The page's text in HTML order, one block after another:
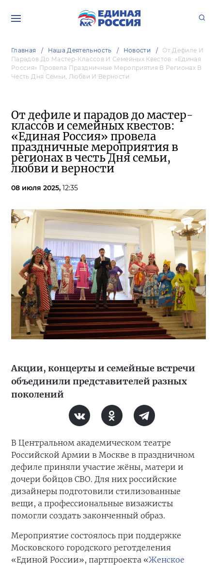
Главная Наша Деятельность Новости
От Дефиле И
Парадов До Мастер-Классов И Семейных Квестов: «Единая
Россия» Провела Праздничные Мероприятия В Регионах В
Честь Дня Семьи, Любви И Верности
От дефиле и парадов до мастер-
классов и семейных квестов:
«Единая Россия» провела
праздничные мероприятия в
регионах в честь Дня семьи,
любви и верности
08 июля 2025, 12:35
Акции, концерты и семейные встречи
объединили представителей разных
поколений
В Центральном академическом театре
Российской Армии в Москве в праздничном
дефиле приняли участие жёны, матери и
дочери бойцов СВО. Для них российские
дизайнеры подготовили стилизованные
вещи, а профессиональные визажисты
помогли создать законченный образ.
Мероприятие состоялось при поддержке
Московского городского реготделения
«Единой России», партпроекта «Женское